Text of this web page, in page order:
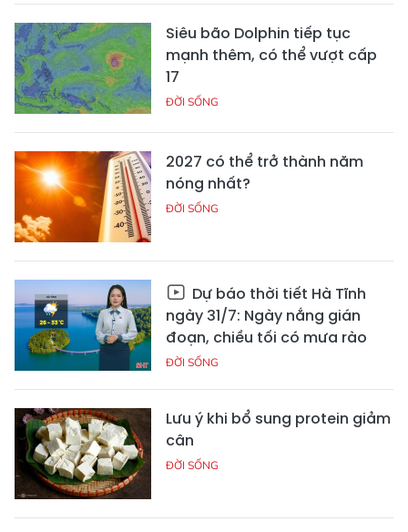
Siêu bão Dolphin tiếp tục
mạnh thêm, có thể vượt cấp
17
ĐỜI SỐNG
2027 có thể trở thành năm
nóng nhất?
ĐỜI SỐNG
Dự báo thời tiết Hà Tĩnh
ngày 31/7: Ngày nắng gián
đoạn, chiều tối có mưa rào
ĐỜI SỐNG
Lưu ý khi bổ sung protein giảm
cân
ĐỜI SỐNG